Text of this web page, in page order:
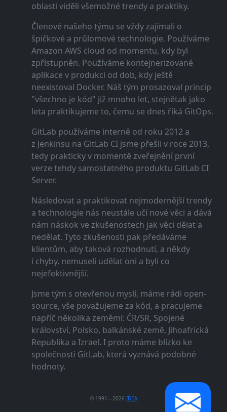
oblasti viděli všemožné trendy a praktiky.
Členové našeho týmu se vždy zajímali o
špičkové a průlomové technologie. Používáme
Amazon AWS cloud od momentu, kdy byl
zpřístupněn. Používáme kontejnerizované
aplikace v produkci od dob, kdy ještě
neexistoval Docker. Náš tým prosazoval princip
"všechno je kód" již mnoho let, stejnětak jako
leta praktikujeme to, čemu se dnes říká GitOps.
GitLab používáme interně od roku 2012 a
z Jenkinsu na GitLab CI jsme přešli v roce 2013,
tedy prakticky v momentě zveřejnění první
verze tehdy samostatného produktu GitLab CI
Server.
Následovat a praktikovat nejmodernější trendy
a technologie nás neustále učí nové věci a dává
nám náskok ve zkušenostech jak věci dělat a
nedělat. Tyto zkušenosti pak předáváme
klientům, aby taková rozhodnutí, a někdy
i chyby, nemuseli udělat oni a byli co
nejefektivnější.
Jsme tým s otevřenou myslí, máme rádi open-
source, vše považujeme za kód, a pracujeme
napříč několika zeměmi: ČR/SR, Spojené
království, Polsko, balkánské země, Jihoafrická
Republika a Izrael. I proto máme blízko ke
společnosti GitLab, která vyznává podobné
hodnoty.
© 1991—2026 IDEA